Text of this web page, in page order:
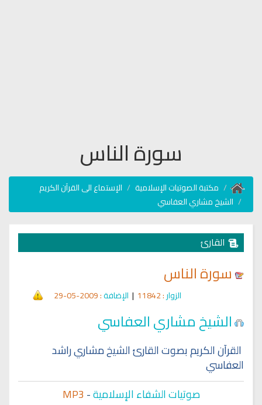
سورة الناس
مكتبة الصوتيات الإسلامية
الإستماع الى القرآن الكريم
الشيخ مشاري العفاسي
القارئ
سورة الناس
الزوار: 11842
| الإضافة: 2009-05-29
الشيخ مشاري العفاسي
القرآن الكريم بصوت القارئ الشيخ مشاري راشد
العفاسي
صوتيات الشفاء الإسلامية-
MP3